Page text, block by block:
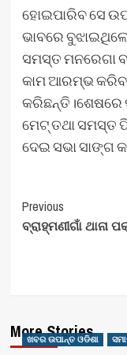
ହୋଇପାରିବ ସେ
ଭାବରେ
ସମସ୍ତ ମନରେଗା
କାମ ଆରମ୍ଭ
କରିଛନ୍ତି।ଶେଷରେ
ମେଟ୍ ତଥା
ଦେଇ ସଭା ସାଙ୍ଗ
Post
Navigation
Previous
ବ୍ରାହ୍ମଣୀଗାଁ
More Stories
ଖବର ଉପାନ୍ତ ଓଡିଶା